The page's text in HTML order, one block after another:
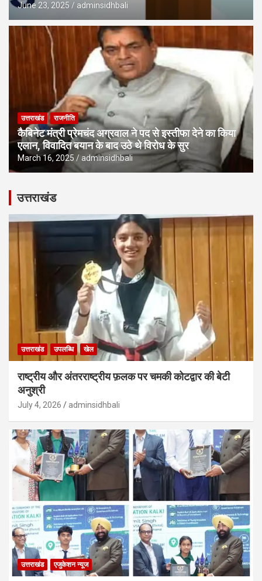
June 23, 2025 adminsidhbali
उत्तराखंड राजनीति
कैबिनेट मंत्री प्रेमचंद अग्रवाल ने पद से इस्तीफा देने का किया
एलान, विवादित बयान के बाद उठे थे विरोध के सुर
March 16, 2025 adminsidhbali
उत्तराखंड
उत्तराखंड उपलब्धि खेल
राष्ट्रीय और अंतरराष्ट्रीय फ़लक पर चमकी कोटद्वार की बेटी
अनुश्री
July 4, 2026 adminsidhbali
उत्तराखंड एजुकेशन न्‍यूज